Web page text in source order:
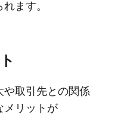
ます。
取引先との​関係​
メリットが​